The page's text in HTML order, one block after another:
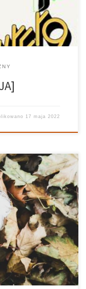
17 maja 2022
nas synonim ilości.
zabudowę, pełne
Pół biedy, kiedy
jednostajnym